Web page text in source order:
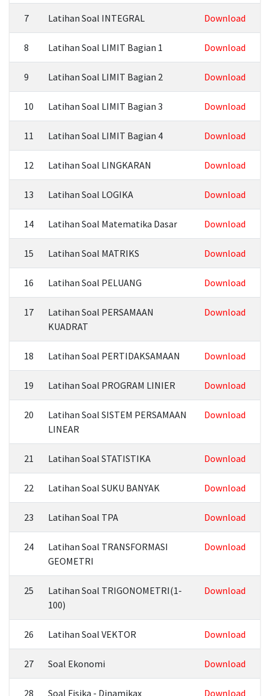
7 Latihan Soal INTEGRAL Download
8 Latihan Soal LIMIT Bagian 1 Download
9 Latihan Soal LIMIT Bagian 2 Download
10 Latihan Soal LIMIT Bagian 3 Download
11 Latihan Soal LIMIT Bagian 4 Download
12 Latihan Soal LINGKARAN Download
13 Latihan Soal LOGIKA Download
14 Latihan Soal Matematika Dasar Download
15 Latihan Soal MATRIKS Download
16 Latihan Soal PELUANG Download
17
Latihan Soal PERSAMAAN
KUADRAT
Download
18 Latihan Soal PERTIDAKSAMAAN Download
19 Latihan Soal PROGRAM LINIER Download
20
Latihan Soal SISTEM PERSAMAAN
LINEAR
Download
21 Latihan Soal STATISTIKA Download
22 Latihan Soal SUKU BANYAK Download
23 Latihan Soal TPA Download
24
Latihan Soal TRANSFORMASI
GEOMETRI
Download
25
Latihan Soal TRIGONOMETRI(1-
100)
Download
26 Latihan Soal VEKTOR Download
27 Soal Ekonomi Download
28 Soal Fisika - Dinamikax Download